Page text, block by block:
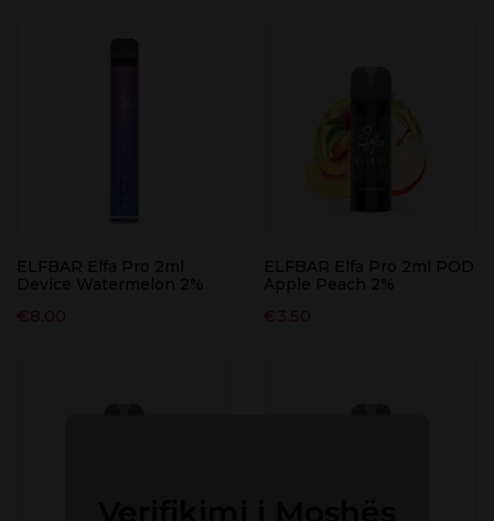
ELFBAR Elfa Pro 2ml
Device Watermelon 2%
€ 8.00
ELFBAR Elfa Pro 2ml POD
Apple Peach 2%
€ 3.50